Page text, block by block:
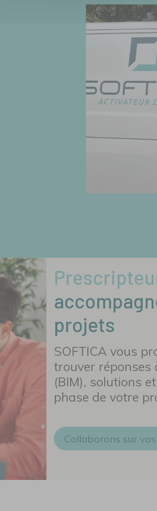
projets
SOFTICA vous
trouver réponses
(BIM), solutions
phase de votre
Collaborons sur